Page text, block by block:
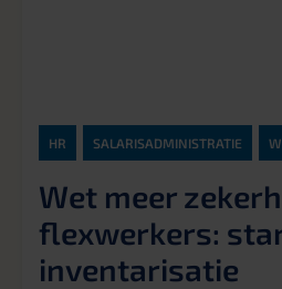
HR SALARISADMINISTRATIE
Wet meer
flexwerkers:
inventarisatie